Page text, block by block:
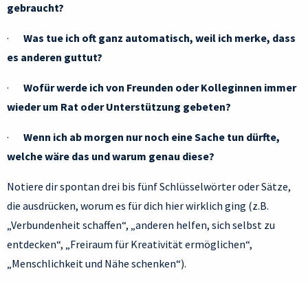
gebraucht?
· Was tue ich oft ganz automatisch, weil ich merke, dass
es anderen guttut?
· Wofür werde ich von Freunden oder Kolleginnen immer
wieder um Rat oder Unterstützung gebeten?
· Wenn ich ab morgen nur noch eine Sache tun dürfte,
welche wäre das und warum genau diese?
Notiere dir spontan drei bis fünf Schlüsselwörter oder Sätze,
die ausdrücken, worum es für dich hier wirklich ging (z.B.
„Verbundenheit schaffen“, „anderen helfen, sich selbst zu
entdecken“, „Freiraum für Kreativität ermöglichen“,
„Menschlichkeit und Nähe schenken“).